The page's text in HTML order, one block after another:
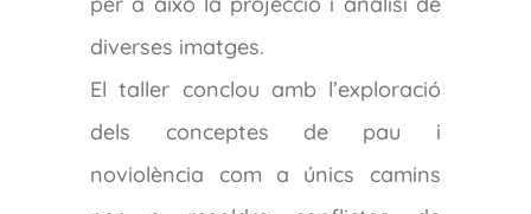
diverses imatges.
El taller conclou amb l’exploració
dels conceptes de pau i
noviolència com a únics camins